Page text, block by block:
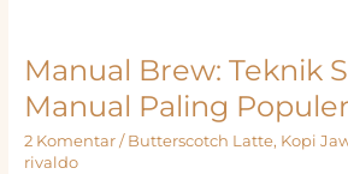
Manual Brew: Teknik
Manual Paling Populer
2 Komentar / Butterscotch Latte, Kopi
rivaldo